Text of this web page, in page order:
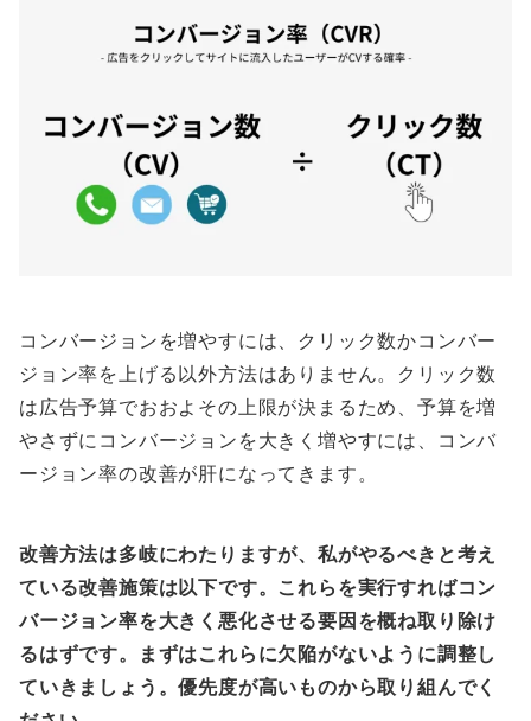
コンバージョンを増やすには、クリック数かコンバー
ジョン率を上げる以外方法はありません。クリック数
は広告予算でおおよその上限が決まるため、予算を増
やさずにコンバージョンを大きく増やすには、コンバ
ージョン率の改善が肝になってきます。
改善方法は多岐にわたりますが、私がやるべきと考え
ている改善施策は以下です。これらを実行すればコン
バージョン率を大きく悪化させる要因を概ね取り除け
るはずです。まずはこれらに欠陥がないように調整し
ていきましょう。優先度が高いものから取り組んでく